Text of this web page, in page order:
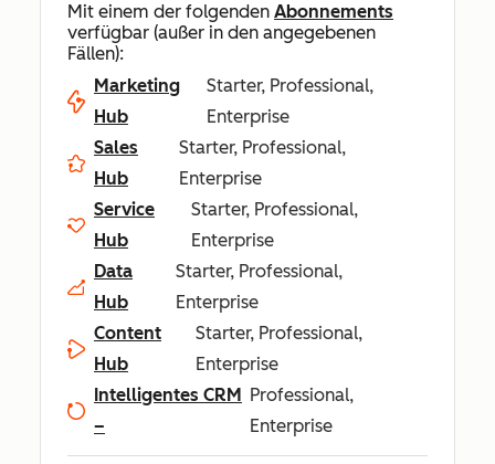
Mit einem der folgenden Abonnements
verfügbar (außer in den angegebenen
Fällen):
Marketing
Hub
Starter, Professional,
Enterprise
Sales
Hub
Starter, Professional,
Enterprise
Service
Hub
Starter, Professional,
Enterprise
Data
Hub
Starter, Professional,
Enterprise
Content
Hub
Starter, Professional,
Enterprise
Intelligentes CRM
–
Professional,
Enterprise